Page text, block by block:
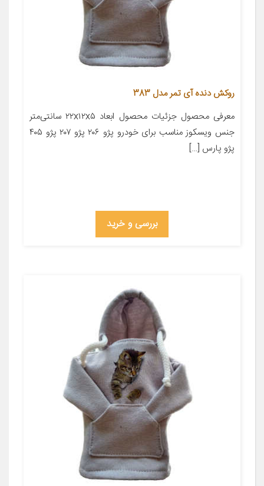
روکش دنده آی تمر مدل 383
معرفی محصول جزئیات محصول ابعاد ۲۲x۱۲x۵ سانتی‌متر
جنس ویسکوز مناسب برای خودرو پژو ۲۰۶ پژو ۲۰۷ پژو ۴۰۵
پژو پارس […]
بررسی و خرید